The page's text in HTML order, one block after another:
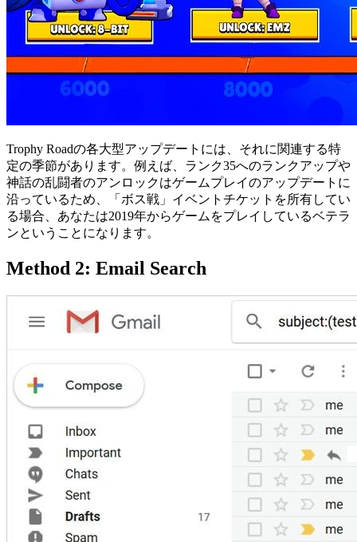
Trophy Roadの各大型アップデートには、それに関連する特
定の季節があります。例えば、ランク35へのランクアップや
神話の乱闘者のアンロックはゲームプレイのアップデートに
沿っているため、「ボス戦」イベントチケットを所有してい
る場合、あなたは2019年からゲームをプレイしているベテラ
ンということになります。
Method 2: Email Search